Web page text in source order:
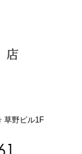
草野ビル1F